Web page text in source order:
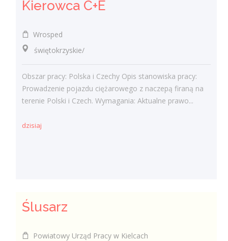
Kierowca C+E
Wrosped
świętokrzyskie/
Obszar pracy: Polska i Czechy Opis stanowiska pracy:
Prowadzenie pojazdu ciężarowego z naczepą firaną na
terenie Polski i Czech. Wymagania: Aktualne prawo...
dzisiaj
Ślusarz
Powiatowy Urząd Pracy w Kielcach